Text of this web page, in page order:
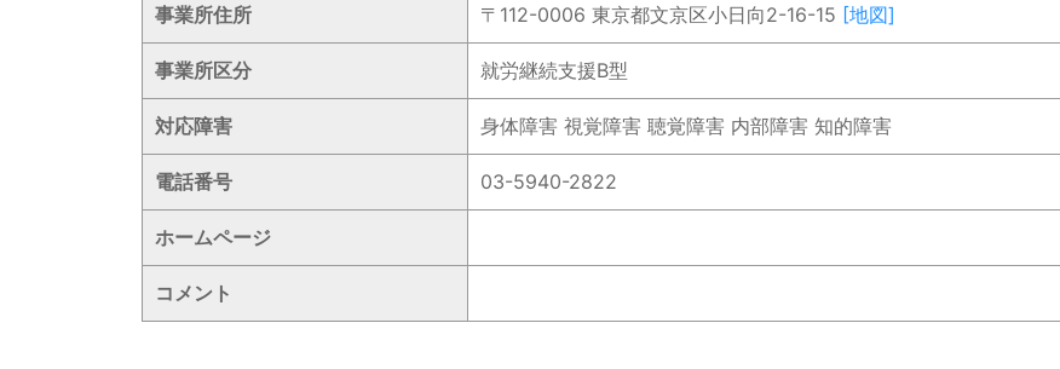
事業所住所 〒112-0006 東京都文京区小日向2-16-15 [地図]
事業所区分 就労継続支援B型
対応障害 身体障害 視覚障害 聴覚障害 内部障害 知的障害
電話番号 03-5940-2822
ホームページ
コメント